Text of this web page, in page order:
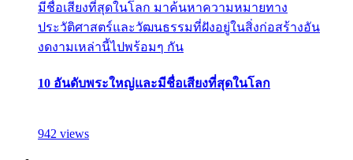
มีชื่อเสียงที่สุดในโลก มาค้นหาความหมายทาง
ประวัติศาสตร์และวัฒนธรรมที่ฝังอยู่ในสิ่งก่อสร้างอัน
งดงามเหล่านี้ไปพร้อมๆ กัน
10 อันดับพระใหญ่และมีชื่อเสียงที่สุดในโลก
942 views